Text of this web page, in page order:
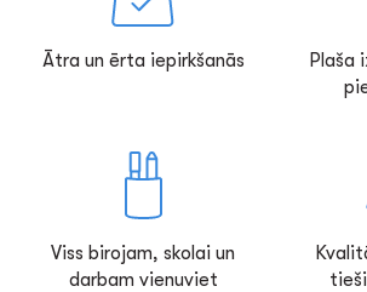
Ātra un ērta iepirkšanās
Plaša
Viss birojam, skolai un
darbam vienuviet